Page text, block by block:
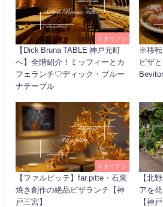
イタリアン
【Dick Bruna TABLE 神戸元町
へ】全階紹介！ミッフィーとカ
フェランチ♡ディック・ブルー
ナテーブル
※移転
ピザ
イタリアン
【ファルピッテ】far.pitte・石窯
焼き創作の絶品ピザランチ【神
戸三宮】
【北
アを
【神戸